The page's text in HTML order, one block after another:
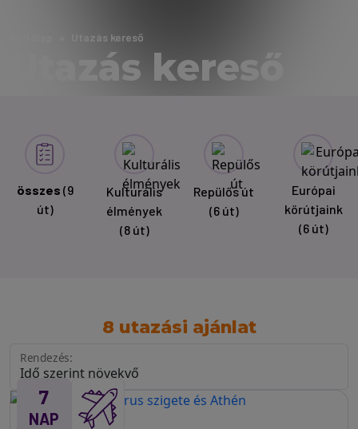
Utazás kereső
Utazás kereső
összes (9
út)
Kulturális
élmények
(8 út)
Repülős út
(6 út)
Európai
körútjaink
(6 út)
8 utazási ajánlat
Rendezés:
7
NAP